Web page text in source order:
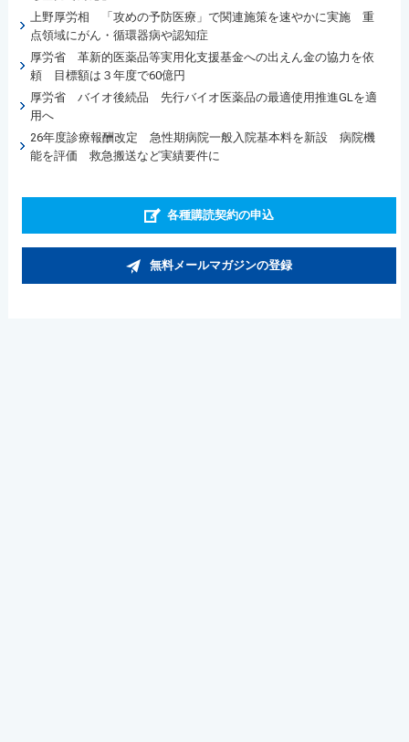
上野厚労相 「攻めの予防医療」で関連施策を速やかに実施 重
点領域にがん・循環器病や認知症
厚労省 革新的医薬品等実用化支援基金への出えん金の協力を依
頼 目標額は３年度で60億円
厚労省 バイオ後続品 先行バイオ医薬品の最適使用推進GLを適
用へ
26年度診療報酬改定 急性期病院一般入院基本料を新設 病院機
能を評価 救急搬送など実績要件に
各種購読契約の申込
無料メールマガジンの登録